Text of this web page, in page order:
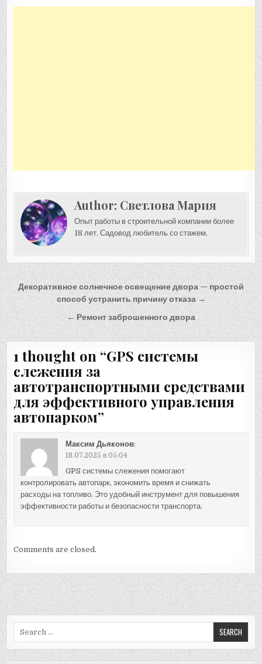
Author: Светлова Мария
Опыт работы в строительной компании более
18 лет. Садовод любитель со стажем.
Навигация
по
записям
Декоративное солнечное освещение двора — простой
способ устранить причину отказа →
← Ремонт заброшенного двора
1 thought on “GPS системы
слежения за
автотранспортными средствами
для эффективного управления
автопарком”
Максим Дьяконов:
18.07.2025 в 05:04
GPS системы слежения помогают
контролировать автопарк, экономить время и снижать
расходы на топливо. Это удобный инструмент для повышения
эффективности работы и безопасности транспорта.
Comments are closed.